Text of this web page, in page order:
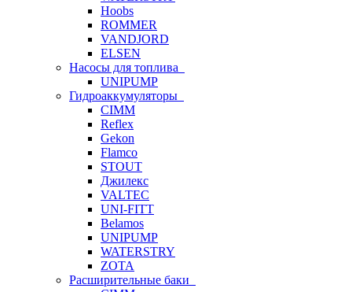
Hoobs
ROMMER
VANDJORD
ELSEN
Насосы для топлива
UNIPUMP
Гидроаккумуляторы
CIMM
Reflex
Gekon
Flamco
STOUT
Джилекс
VALTEC
UNI-FITT
Belamos
UNIPUMP
WATERSTRY
ZOTA
Расширительные баки